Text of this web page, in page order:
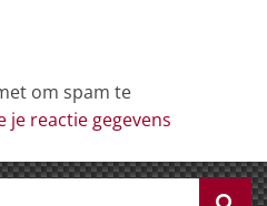
om spam te
je reactie gegevens